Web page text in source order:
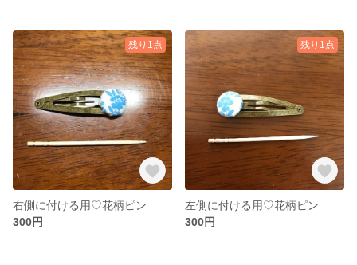
残り1点
右側に付ける用♡花柄ピン
300円
残り1点
左側に付ける用♡花柄ピン
300円